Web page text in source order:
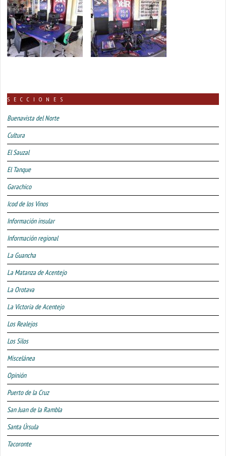
SECCIONES
Buenavista del Norte
Cultura
El Sauzal
El Tanque
Garachico
Icod de los Vinos
Información insular
Información regional
La Guancha
La Matanza de Acentejo
La Orotava
La Victoria de Acentejo
Los Realejos
Los Silos
Miscelánea
Opinión
Puerto de la Cruz
San Juan de la Rambla
Santa Úrsula
Tacoronte